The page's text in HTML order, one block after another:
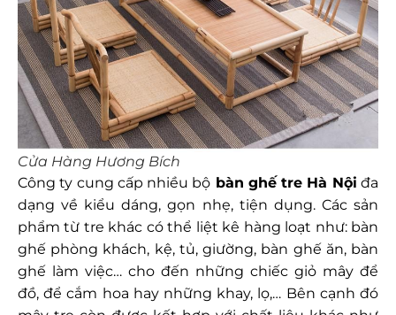
Cửa Hàng Hương Bích
Công ty cung cấp nhiều bộ bàn ghế tre Hà Nội đa
dạng về kiểu dáng, gọn nhẹ, tiện dụng. Các sản
phẩm từ tre khác có thể liệt kê hàng loạt như: bàn
ghế phòng khách, kệ, tủ, giường, bàn ghế ăn, bàn
ghế làm việc… cho đến những chiếc giỏ mây để
đồ, để cắm hoa hay những khay, lọ,… Bên cạnh đó